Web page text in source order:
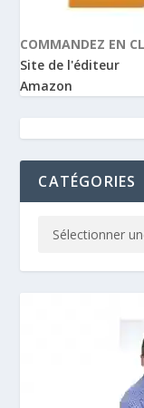
COMMANDEZ EN
Site de l'éditeur
Amazon
CATÉGORIES